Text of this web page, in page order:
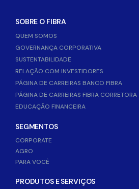
SOBRE O FIBRA
QUEM SOMOS
GOVERNANÇA CORPORATIVA
SUSTENTABILIDADE
RELAÇÃO COM INVESTIDORES
PÁGINA DE CARREIRAS BANCO FIBRA
PÁGINA DE CARREIRAS FIBRA CORRETORA
EDUCAÇÃO FINANCEIRA
SEGMENTOS
CORPORATE
AGRO
PARA VOCÊ
PRODUTOS E SERVIÇOS